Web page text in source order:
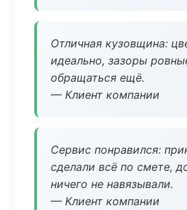
Отличная кузовщина:
идеально, зазоры
обращаться ещё.
— Клиент компании
Сервис понравился:
сделали всё по смете,
ничего не навязывали.
— Клиент компании